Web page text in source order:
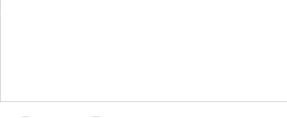
役員の多様性や報酬制度の整備等を通じ、健全で信頼される企業